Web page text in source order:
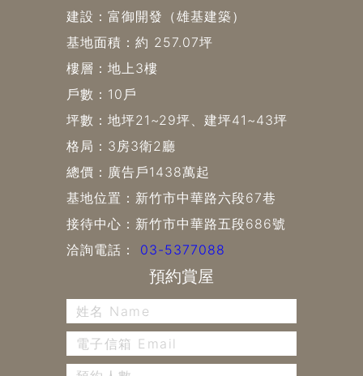
建設：富御開發（雄基建築）
基地面積：約 257.07坪
樓層：地上3樓
戶數：10戶
坪數：地坪21~29坪、建坪41~43坪
格局：3房3衛2廳
總價：廣告戶1438萬起
基地位置：新竹市中華路六段67巷
接待中心：新竹市中華路五段686號
洽詢電話： 03-5377088
預約賞屋